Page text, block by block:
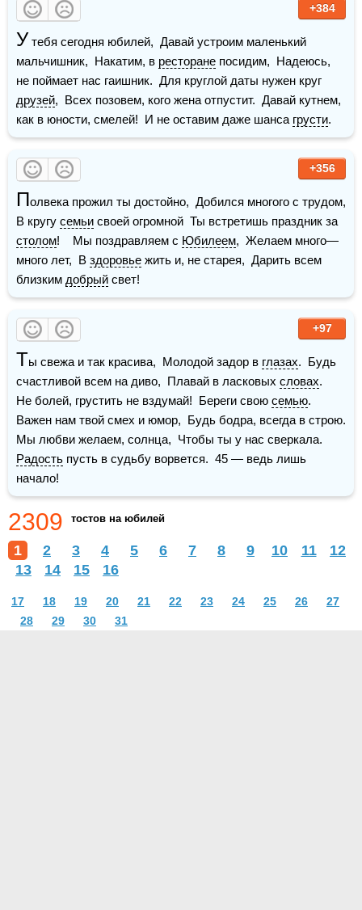
+384
У тебя сегодня юбилей,  Давай устроим маленький
мальчишник,  Накатим, в ресторане посидим,  Надеюсь,
друзей,  Всех позовем, кого жена отпустит.  Давай кутнем,
как в юности, смелей!  И не оставим даже шанса грусти.
+356
Полвека прожил ты достойно,  Добился многого с трудом,
В кругу семьи
столом!    Мы поздравляем с Юбилеем,  Желаем много—
много лет,  В здоровье жить и, не старея,  Дарить всем
близким добрый свет!
+97
Ты свежа и так красива,  Молодой задор в глазах.  Будь
счастливой всем на диво,  Плавай в ласковых словах.
Не болей, грустить не вздумай!  Береги свою семью.
Важен нам твой смех и юмор,  Будь бодра, всегда в строю.
Радость пусть в судьбу ворвется.  45 — ведь лишь
начало!
2309 тостов на юбилей
1 2 3 4 5 6 7 8 9 10 11
12
13
14 15 16
17 18 19 20 21 22 23 24 25 26
27
28
29 30 31